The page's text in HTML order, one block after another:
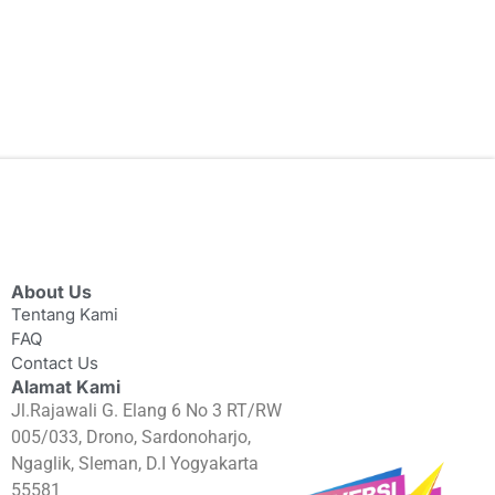
About Us
Tentang Kami
FAQ
Contact Us
Alamat Kami
Jl.Rajawali G. Elang 6 No 3 RT/RW
005/033, Drono, Sardonoharjo,
Ngaglik, Sleman, D.I Yogyakarta
55581